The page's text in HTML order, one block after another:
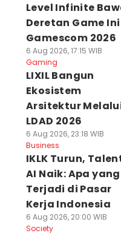
Level Infinite
Deretan Game
Gamescom 2026
6 Aug 2026, 17:15 WIB
Gaming
LIXIL Bangun
Ekosistem
Arsitektur
LDAD 2026
6 Aug 2026, 23:18 WIB
Business
IKLK Turun,
AI Naik: Apa yang
Terjadi di Pasar
Kerja Indonesia
6 Aug 2026, 20:00 WIB
Society